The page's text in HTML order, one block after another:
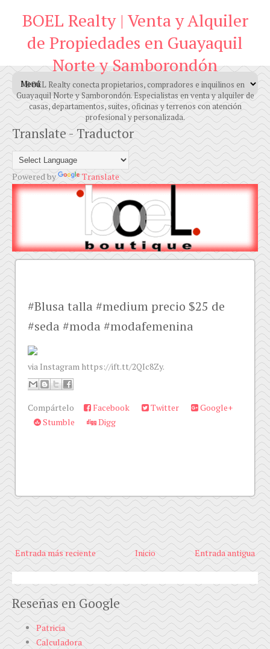
BOEL Realty | Venta y Alquiler
de Propiedades en Guayaquil
Norte y Samborondón
BOEL Realty conecta propietarios, compradores e inquilinos en
Guayaquil Norte y Samborondón. Especialistas en venta y alquiler de
casas, departamentos, suites, oficinas y terrenos con atención
profesional y personalizada.
Translate - Traductor
Powered by Translate
#Blusa talla #medium precio $25 de
#seda #moda #modafemenina
via Instagram https://ift.tt/2QIc8Zy.
Compártelo Facebook Twitter
Google+
Stumble
Digg
Entrada más reciente Entrada antigua
Inicio
Reseñas en Google
Patricia
Calculadora